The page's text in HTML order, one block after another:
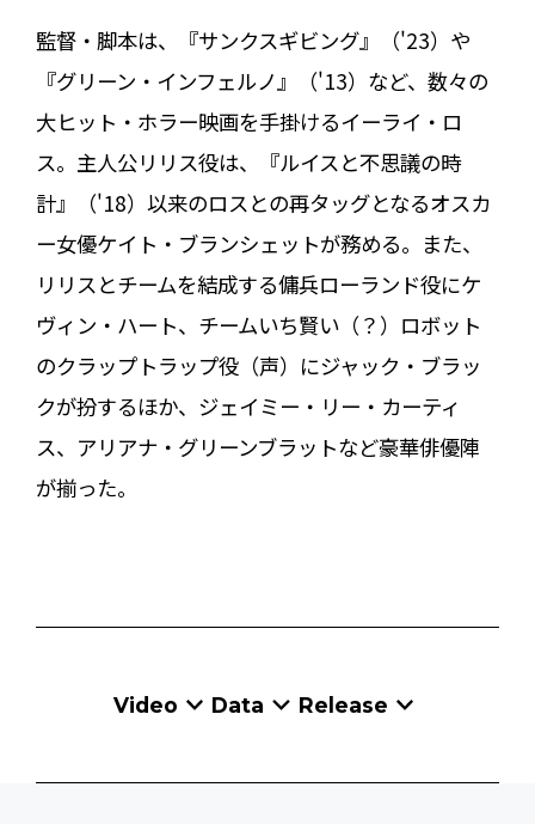
監督・脚本は、『サンクスギビング』（'23）や
『グリーン・インフェルノ』（'13）など、数々の
大ヒット・ホラー映画を手掛けるイーライ・ロ
ス。主人公リリス役は、『ルイスと不思議の時
計』（'18）以来のロスとの再タッグとなるオスカ
ー女優ケイト・ブランシェットが務める。また、
リリスとチームを結成する傭兵ローランド役にケ
ヴィン・ハート、チームいち賢い（？）ロボット
のクラップトラップ役（声）にジャック・ブラッ
クが扮するほか、ジェイミー・リー・カーティ
ス、アリアナ・グリーンブラットなど豪華俳優陣
が揃った。
Video Data Release